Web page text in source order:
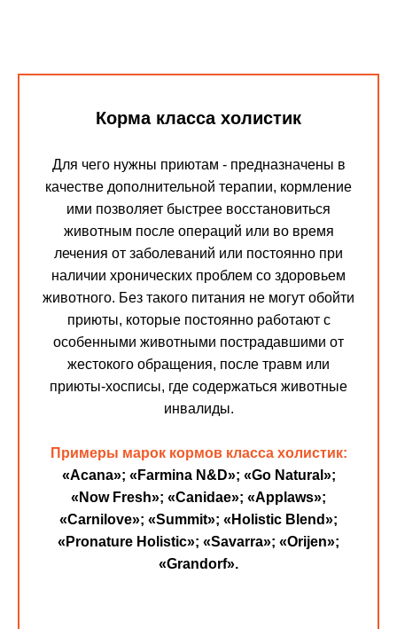
Корма класса холистик
Для чего нужны приютам - предназначены в
качестве дополнительной терапии, кормление
ими позволяет быстрее восстановиться
животным после операций или во время
лечения от заболеваний или постоянно при
наличии хронических проблем со здоровьем
животного. Без такого питания не могут обойти
приюты, которые постоянно работают с
особенными животными пострадавшими от
жестокого обращения, после травм или
приюты-хосписы, где содержаться животные
инвалиды.
Примеры марок кормов класса холистик:
«Acana»; «Farmina N&D»; «Go Natural»;
«Now Fresh»; «Canidae»; «Applaws»;
«Carnilove»; «Summit»; «Holistic Blend»;
«Pronature Holistic»; «Savarra»; «Orijen»;
«Grandorf».